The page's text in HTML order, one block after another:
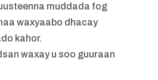
muddada fog
waxyaabo dhacay
kahor.
waxay u soo guuraan